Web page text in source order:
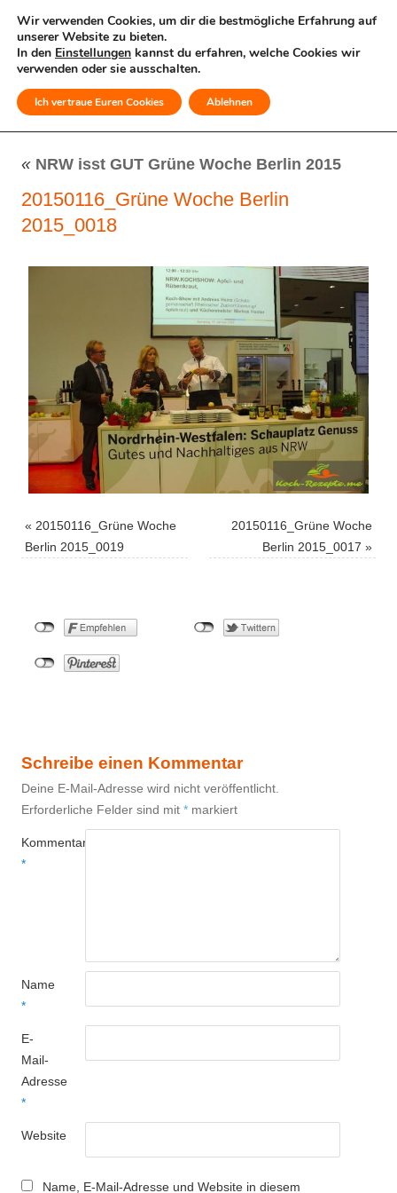
MENÜ
« NRW isst GUT Grüne Woche Berlin 2015
20150116_Grüne Woche Berlin
2015_0018
« 20150116_Grüne Woche
Berlin 2015_0019
20150116_Grüne Woche
Berlin 2015_0017 »
Schreibe einen Kommentar
Deine E-Mail-Adresse wird nicht veröffentlicht.
Erforderliche Felder sind mit * markiert
Kommentar
*
Name
*
E-
Mail-
Adresse
*
Website
Name, E-Mail-Adresse und Website in diesem
Wir verwenden Cookies, um dir die bestmögliche Erfahrung auf
unserer Website zu bieten.
In den Einstellungen kannst du erfahren, welche Cookies wir
verwenden oder sie ausschalten.
Ich vertraue Euren Cookies Ablehnen